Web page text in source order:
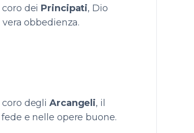
dei Principati, Dio
obbedienza.
coro degliArcangeli, il
e nelle opere buone.